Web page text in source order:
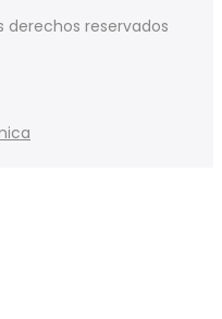
derechos reservados